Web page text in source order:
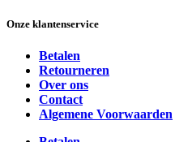
Onze klantenservice
Betalen
Retourneren
Over ons
Contact
Algemene Voorwaarden